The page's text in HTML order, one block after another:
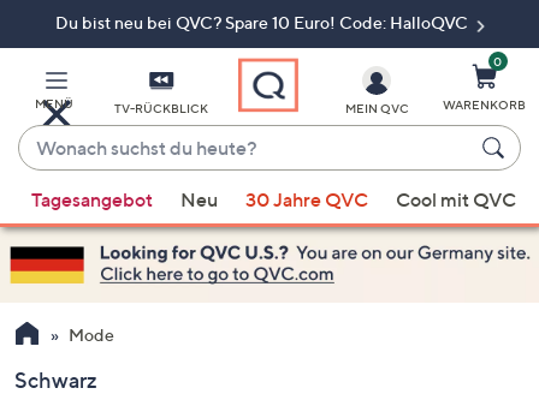
Du bist neu bei QVC? Spare 10 Euro! Code: HalloQVC
MENÜ TV-RÜCKBLICK
Wonach
suchst
du
heute?
Vorschläge
verfügbar
sind,
verwenden
Sie
Pfeiltasten
MEIN QVC
0
WARENKORB
Tagesangebot Neu 30 Jahre QVC Cool mit QVC
Mode
Schwarz